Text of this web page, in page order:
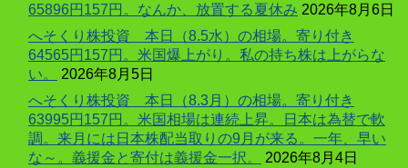
65896円157円。なんか、放置する夏休み 2026年8月6日
へそくり株投資 本日（8.5水）の相場。寄り付き
64565円157円。米国爆上がり。私の持ち株は上がらな
い。
2026年8月5日
へそくり株投資 本日（8.3月）の相場。寄り付き
63995円157円。米国相場は連続上昇。日本は為替で軟
調。来月には日本株配当取りの9月が来る。一年、早い
な～。義援金と寄付は義援金一択。
2026年8月4日